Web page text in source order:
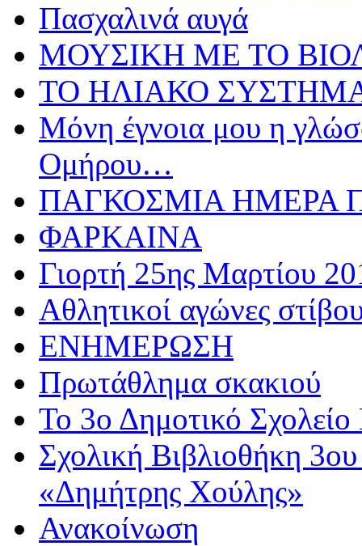
Πασχαλινά αυγά
ΜΟΥΣΙΚΗ ΜΕ ΤΟ
ΤΟ ΗΛΙΑΚΟ
Μόνη έγνοια μου η
Ομήρου…
ΠΑΓΚΟΣΜΙΑ ΗΜΕΡΑ
ΦΑΡΚΑΙΝΑ
Γιορτή 25ης Μαρτίου
Αθλητικoί αγώνες
ΕΝΗΜΕΡΩΣΗ
Πρωτάθλημα σκακιού
Το 3ο Δημοτικό Σχολείο
Σχολική Βιβλιοθήκη
«Δημήτρης Χούλης»
Ανακοίνωση